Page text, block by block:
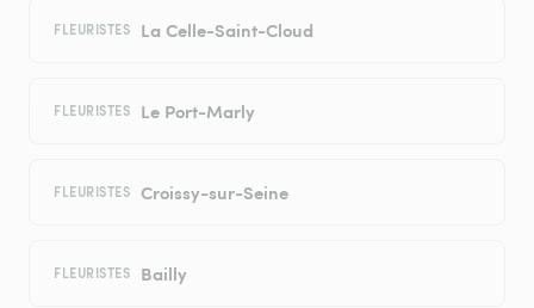
FLEURISTES La Celle-Saint-Cloud
FLEURISTES Le Port-Marly
FLEURISTES Croissy-sur-Seine
FLEURISTES Bailly